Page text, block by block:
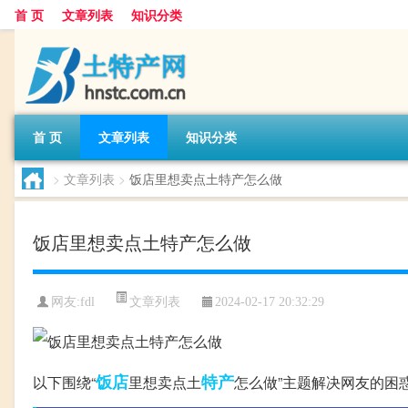
首 页 文章列表 知识分类
首 页 文章列表 知识分类
> 文章列表 > 饭店里想卖点土特产怎么做
饭店里想卖点土特产怎么做
网友:fdl 文章列表 2024-02-17 20:32:29
以下围绕“饭店里想卖点土特产怎么做”主题解决网友的困